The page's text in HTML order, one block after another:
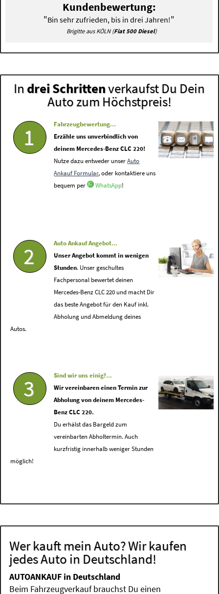
Kundenbewertung:
"Bin sehr zufrieden, bis in drei Jahren!"
Brigitte aus KÖLN (Fiat 500 Diesel)
In drei Schrittenverkaufst Du Dein
Auto zum Höchstpreis!
1
Fahrzeugbewertung...
Erzähle uns unverbindlich von
deinem Mercedes-Benz CLC 220!
Nutze dazu entweder unserAuto
Ankauf Formular, oder kontaktiere uns
bequem per
WhatsApp!
2
Auto Ankauf Angebot...
Unser Angebot kommt in wenigen
Stunden. Unser geschultes
Fachpersonal bewertet deinen
Mercedes-Benz CLC 220 und macht Dir
das beste Angebot für den Kauf inkl.
Abholung und Abmeldung deines
Autos.
3
Sind wir uns einig?...
Wir vereinbaren einen Termin zur
Abholung von deinem Mercedes-
Benz CLC 220.
Du erhälst das Bargeld zum
vereinbarten Abholtermin. Auch
kurzfristig innerhalb weniger Stunden
möglich!
Wer kauft mein Auto? Wir kaufen
jedes Auto in Deutschland!
AUTOANKAUF in Deutschland
Beim Fahrzeugverkauf brauchst Du einen